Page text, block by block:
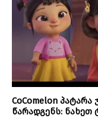
CoComelon პატარა
წარადგენს: ნახეთ